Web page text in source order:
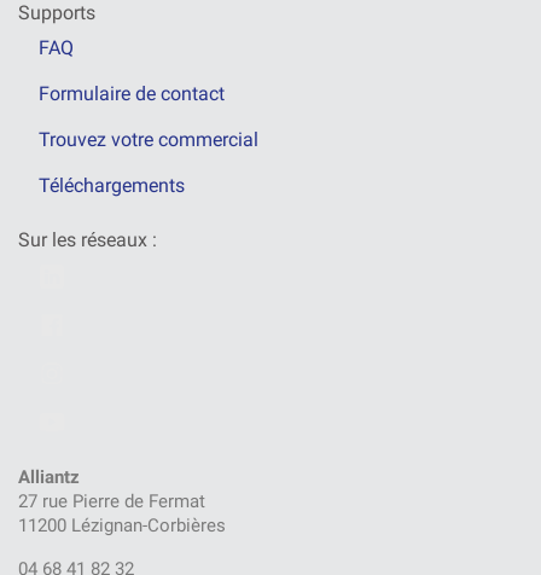
Supports
FAQ
Formulaire de contact
Trouvez votre commercial
Téléchargements
Sur les réseaux :
Alliantz
27 rue Pierre de Fermat
11200 Lézignan-Corbières
04 68 41 82 32